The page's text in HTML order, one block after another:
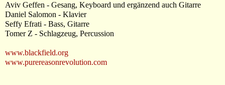
Aviv Geffen - Gesang, Keyboard und ergänzend auch Gitarre
Daniel Salomon - Klavier
Seffy Efrati - Bass, Gitarre
Tomer Z - Schlagzeug, Percussion
www.blackfield.org
www.purereasonrevolution.com